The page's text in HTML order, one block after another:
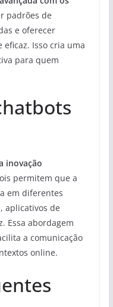
padrões de
e oferecer
Isso cria uma
para quem
inovação
permitem que a
em diferentes
aplicativos de
Essa abordagem
a comunicação
online.